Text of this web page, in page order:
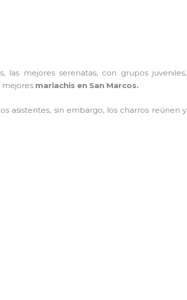
las mejores serenatas, con grupos juveniles,
mejores mariachis en San Marcos.
asistentes, sin embargo, los charros reúnen y